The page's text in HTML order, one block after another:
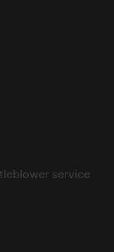
service